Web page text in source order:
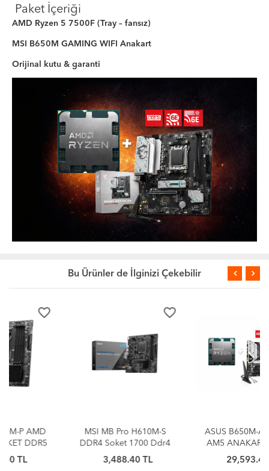
Paket İçeriği
AMD Ryzen 5 7500F (Tray – fansız)
MSI B650M GAMING WIFI Anakart
Orijinal kutu & garanti
Bu Ürünler de İlginizi Çekebilir
MSI MB Pro H610M-S
DDR4 Soket 1700 Ddr4
3200(OC) HDMI M.2
USB3.2 1x 1G LAN mATX
ASUS B650M-AYW WIFI
AM5 ANAKART + Amd
Ryzen 7 9800X3D AM5
29,593.45 TL